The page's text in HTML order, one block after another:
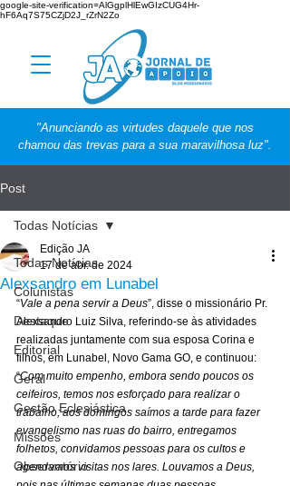
google-site-verification=AlGgplHlEwGIzCUG4Hr-
hF6Aq7S75CZjD2J_rZrN2Zo
"Anunciando as virtudes daquele que nos
chamou das trevas para a sua maravilhosa luz".
Post
Todas Notícias
Colunistas
Destaque
Editorial
Geral
Gestão Eclesiástica
Missões
Observatório
Todas Notícias
Alexsandro em Lunabel
Edição JA
17 de abr. de 2024
“Vale a pena servir a Deus”, disse o missionário Pr.
Alexsandro Luiz Silva, referindo-se às atividades
realizadas juntamente com sua esposa Corina e
filhos, em Lunabel, Novo Gama GO, e continuou:
“Com muito empenho, embora sendo poucos os
ceifeiros, temos nos esforçado para realizar o
trabalho; aos domingos saímos a tarde para fazer
evangelismo nas ruas do bairro, entregamos
folhetos, convidamos pessoas para os cultos e
agendamos visitas nos lares. Louvamos a Deus,